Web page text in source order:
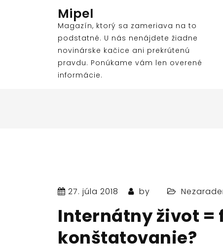
Mipel
Magazín, ktorý sa zameriava na to
podstatné. U nás nenájdete žiadne
novinárske kačice ani prekrútenú
pravdu. Ponúkame vám len overené
informácie.
27. júla 2018 by
Internátny život =
konštatovanie?